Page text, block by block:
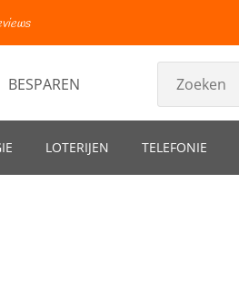
BESPAREN
LOTERIJEN TELEFONIE